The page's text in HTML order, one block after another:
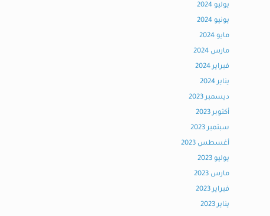
يوليو 2024
يونيو 2024
مايو 2024
مارس 2024
فبراير 2024
يناير 2024
ديسمبر 2023
أكتوبر 2023
سبتمبر 2023
أغسطس 2023
يوليو 2023
مارس 2023
فبراير 2023
يناير 2023